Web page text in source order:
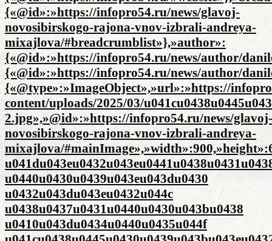
{«@id»:»https://infopro54.ru/news/glavoj-
novosibirskogo-rajona-vnov-izbrali-andreya-
mixajlova/#breadcrumblist»},»author»:
{«@id»:»https://infopro54.ru/news/author/
{«@id»:»https://infopro54.ru/news/author/
{«@type»:»ImageObject»,»url»:»https://
content/uploads/2025/03/
2.jpg»,»@id»:»https://infopro54.ru/news/glavoj-
novosibirskogo-rajona-vnov-izbrali-andreya-
mixajlova/
u0440u0430u0439u043eu043du0430
u0432u043du043eu0432u044c
u0438u0437u0431u0440u0430u043bu0438
u0410u043du0434u0440u0435u044f